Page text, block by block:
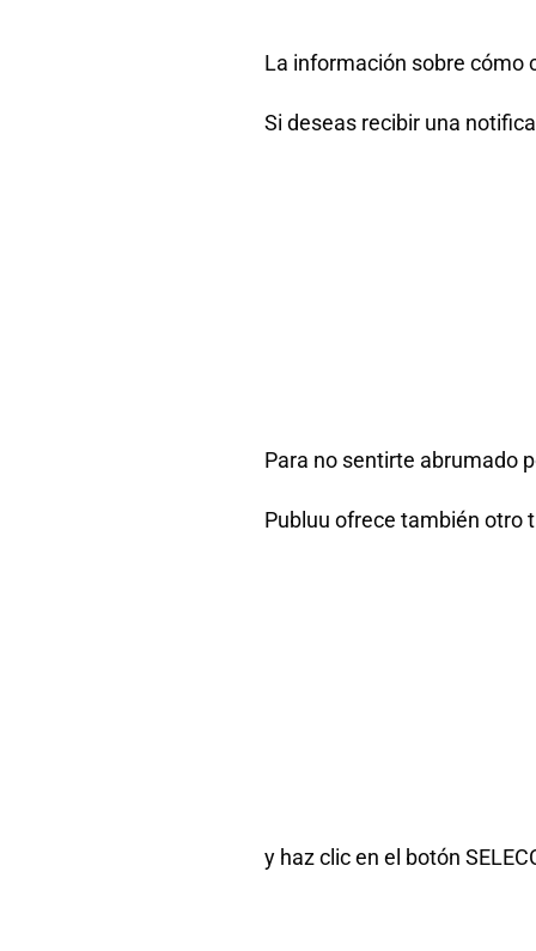
La información sobre cómo
Si deseas recibir una
Para no sentirte abrumado
Publuu ofrece también otro
y haz clic en el botón